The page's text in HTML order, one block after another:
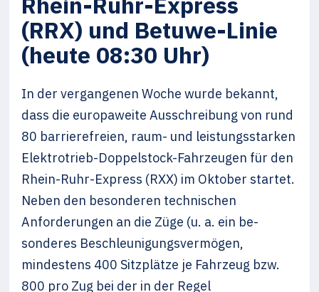
(RRX) und Betuwe-Linie
(heute 08:30 Uhr)
In der vergangenen Woche wurde bekannt,
dass die europaweite Ausschreibung von rund
80 barrierefreien, raum- und leistungsstarken
Elektrotrieb-Doppelstock-Fahrzeugen für den
Rhein-Ruhr-Express (RXX) im Oktober startet.
Neben den besonderen technischen
Anforderungen an die Züge (u. a. ein be­
sonderes Beschleunigungsvermögen,
mindestens 400 Sitzplätze je Fahrzeug bzw.
800 pro Zug bei der in der Regel